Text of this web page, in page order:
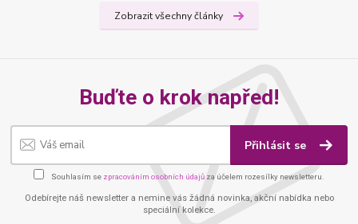
Zobrazit všechny články
Buďte o krok napřed!
Přihlásit se
Souhlasím se zpracováním osobních údajů za účelem rozesílky newsletteru.
Odebírejte náš newsletter a nemine vás žádná novinka, akční nabídka nebo
speciální kolekce.